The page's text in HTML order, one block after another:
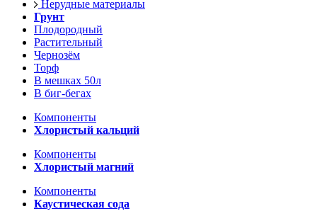
Нерудные материалы
Грунт
Плодородный
Растительный
Чернозём
Торф
В мешках 50л
В биг-бегах
Компоненты
Хлористый кальций
Компоненты
Хлористый магний
Компоненты
Каустическая сода